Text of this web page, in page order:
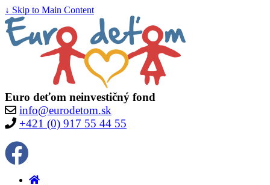
↓ Skip to Main Content
Euro deťom neinvestičný fond
info@eurodetom.sk
+421 (0) 917 55 44 55